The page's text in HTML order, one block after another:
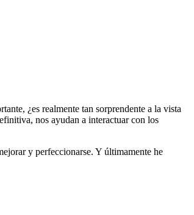
¿es realmente tan sorprendente a la vista
nos ayudan a interactuar con los
y perfeccionarse. Y últimamente he